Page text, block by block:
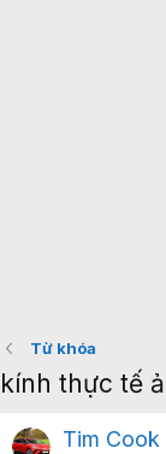
Từ khóa
kính thực tế
Tim